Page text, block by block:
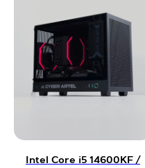
Intel Core i5 14600KF /